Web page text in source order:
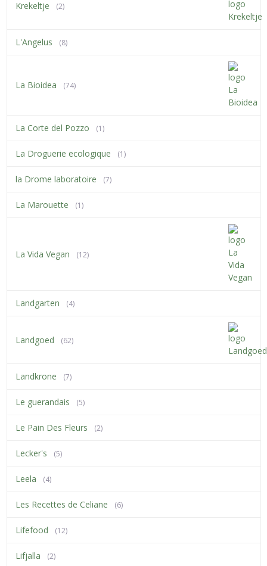
Krekeltje (2)
L'Angelus (8)
La Bioidea (74)
La Corte del Pozzo (1)
La Droguerie ecologique (1)
la Drome laboratoire (7)
La Marouette (1)
La Vida Vegan (12)
Landgarten (4)
Landgoed (62)
Landkrone (7)
Le guerandais (5)
Le Pain Des Fleurs (2)
Lecker's (5)
Leela (4)
Les Recettes de Celiane (6)
Lifefood (12)
Lifjalla (2)